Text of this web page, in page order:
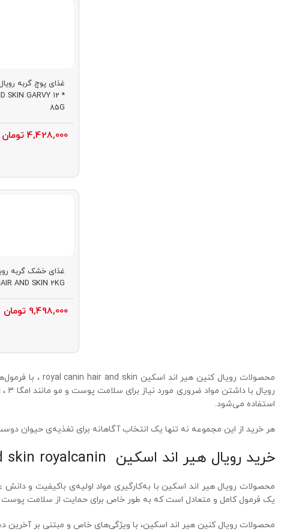
غذای پوچ گربه
SKIN GARVY 12 *
85G
4,428,000 تومان
غذای خشک گربه
AND SKIN 2KG
9,498,000 تومان
استفاده می‌شود.
هر خرید از این مجموعه نه تنها یک انتخاب آگاهانه برای تغذیه‌ی حیوان
خرید رویال هیر اند اسکین hair and skin royalcanin
محصولات رویال هیر اند اسکین با به‌کارگیری مواد اولیه‌ی باکیفیت و
یک فرمول کامل و متعادل است که به طور خاص برای حمایت از سلامت
محصولات رویال کنین هیر اند اسکین، با ویژگی‌های خاص و مبتنی بر آخرین